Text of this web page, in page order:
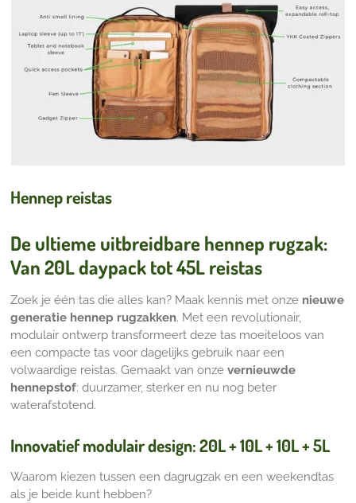
Hennep reistas
De ultieme uitbreidbare hennep rugzak:
Van 20L daypack tot 45L reistas
Zoek je één tas die alles kan?Maak kennis met onze nieuwe
generatie hennep rugzakken. Met een revolutionair,
modulair ontwerp transformeert deze tas moeiteloos van
een compacte tas voor dagelijks gebruik naar een
volwaardige reistas. Gemaakt van onze vernieuwde
hennepstof: duurzamer,sterker en nu nog beter
waterafstotend.
Innovatief modulair design: 20L + 10L + 10L + 5L
Waarom kiezen tussen een dagrugzak en een weekendtas
als je beide kunt hebben?